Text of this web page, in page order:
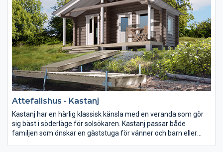
Attefallshus - Kastanj
Kastanj har en härlig klassisk känsla med en veranda som gör
sig bäst i söderläge för solsökaren. Kastanj passar både
familjen som önskar en gäststuga för vänner och barn eller